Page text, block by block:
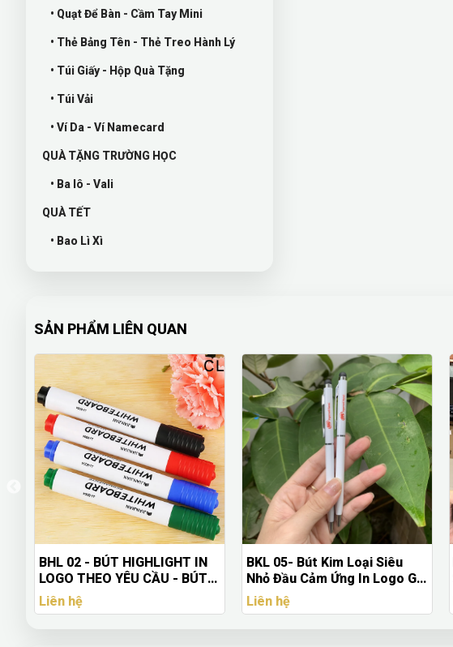
• Quạt Để Bàn - Cầm Tay Mini
• Thẻ Bảng Tên - Thẻ Treo Hành Lý
• Túi Giấy - Hộp Quà Tặng
• Túi Vải
• Ví Da - Ví Namecard
QUÀ TẶNG TRƯỜNG HỌC
• Ba lô - Vali
QUÀ TẾT
• Bao Lì Xì
SẢN PHẨM LIÊN QUAN
BKL 05- Bút Kim Loại Siêu
Nhỏ Đầu Cảm Ứng In Logo Giá
Rẻ - Quà Tặng Doanh Nghiệp
Liên hệ
Bộ Quà Tặng Sổ Da Goldsun –
Sổ + Bút + Hộp Namecard
Cao Cấp
Liên hệ